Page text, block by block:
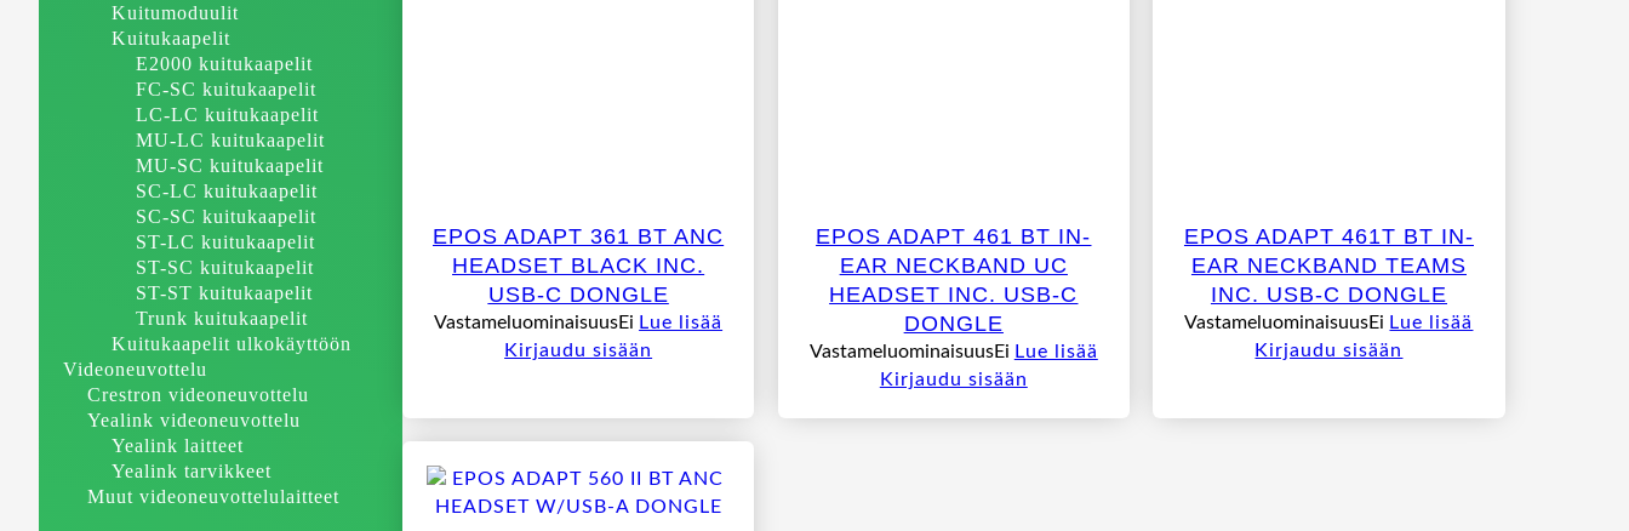
Kuitumoduulit
Kuitukaapelit
E2000 kuitukaapelit
FC-SC kuitukaapelit
LC-LC kuitukaapelit
MU-LC kuitukaapelit
MU-SC kuitukaapelit
SC-LC kuitukaapelit
SC-SC kuitukaapelit
ST-LC kuitukaapelit
ST-SC kuitukaapelit
ST-ST kuitukaapelit
Trunk kuitukaapelit
Kuitukaapelit ulkokäyttöön
Videoneuvottelu
Crestron videoneuvottelu
Yealink videoneuvottelu
Yealink laitteet
Yealink tarvikkeet
Muut videoneuvottelulaitteet
EPOS ADAPT 361 BT ANC
HEADSET BLACK INC.
USB-C DONGLE
VastameluominaisuusEi Lue lisää
Kirjaudu sisään
EPOS ADAPT 461 BT IN-
EAR NECKBAND UC
HEADSET INC. USB-C
DONGLE
VastameluominaisuusEi Lue lisää
Kirjaudu sisään
EPOS ADAPT 461T BT IN-
EAR NECKBAND TEAMS
INC. USB-C DONGLE
VastameluominaisuusEi Lue lisää
Kirjaudu sisään